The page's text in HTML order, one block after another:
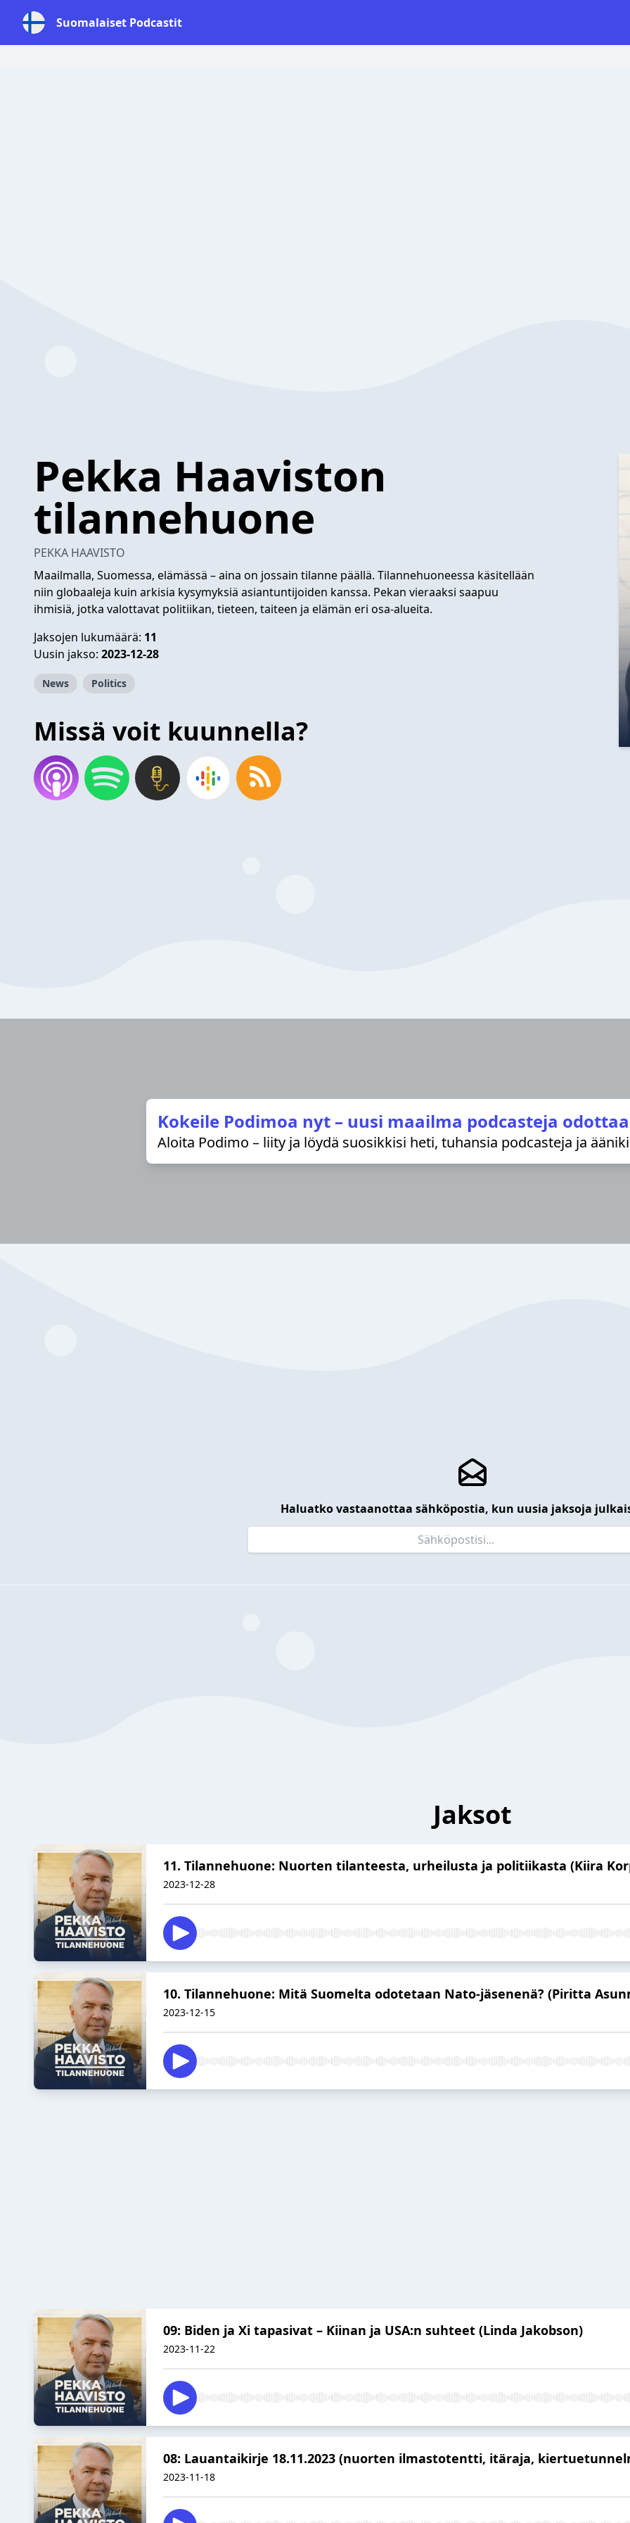
Suomalaiset Podcastit
Pekka Haaviston
tilannehuone
PEKKA HAAVISTO
Maailmalla, Suomessa, elämässä – aina on jossain tilanne päällä. Tilannehuoneessa käsitellään
niin globaaleja kuin arkisia kysymyksiä asiantuntijoiden kanssa. Pekan vieraaksi saapuu
ihmisiä, jotka valottavat politiikan, tieteen, taiteen ja elämän eri osa-alueita.
Jaksojen lukumäärä: 11
Uusin jakso: 2023-12-28
News Politics
Missä voit kuunnella?
Kokeile Podimoa nyt – uusi maailma podcasteja
Aloita Podimo – liity ja löydä suosikkisi heti, tuhansia podcasteja ja
Haluatko vastaanottaa sähköpostia, kun uusia jaksoja
Jaksot
11. Tilannehuone: Nuorten tilanteesta, urheilusta ja politiikasta (Kiira
2023-12-28
10. Tilannehuone: Mitä Suomelta odotetaan Nato-jäsenenä? (Piritta
2023-12-15
09: Biden ja Xi tapasivat – Kiinan ja USA:n suhteet (Linda Jakobson)
2023-11-22
08: Lauantaikirje 18.11.2023 (nuorten ilmastotentti, itäraja,
2023-11-18